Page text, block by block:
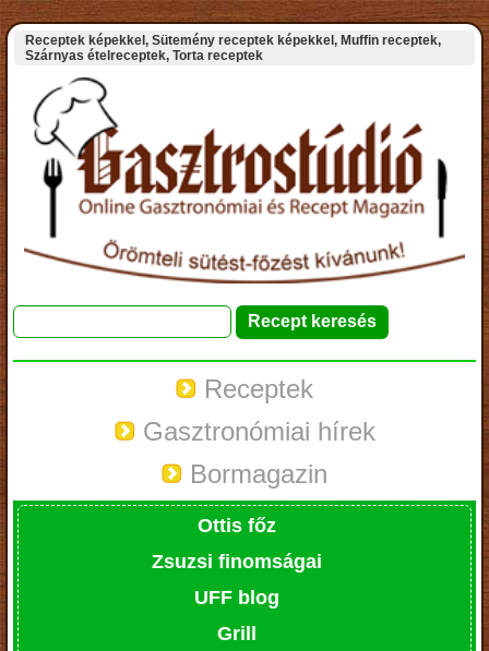
Receptek képekkel, Sütemény receptek képekkel, Muffin receptek,
Szárnyas ételreceptek, Torta receptek
Receptek
Gasztronómiai hírek
Bormagazin
Ottis főz
Zsuzsi finomságai
UFF blog
Grill